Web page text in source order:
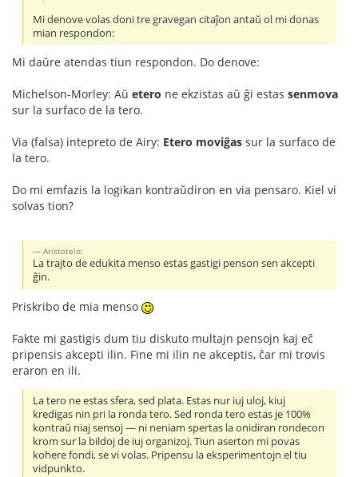
Mi denove volas doni tre gravegan citaĵon antaŭ ol mi donas
mian respondon:
Mi daŭre atendas tiun respondon. Do denove:
Michelson-Morley: Aŭ etero ne ekzistas aŭ ĝi estas senmova
sur la surfaco de la tero.
Via (falsa) intepreto de Airy: Etero moviĝas sur la surfaco de
la tero.
Do mi emfazis la logikan kontraŭdiron en via pensaro. Kiel vi
solvas tion?
Aristotelo:
La trajto de edukita menso estas gastigi penson sen akcepti
ĝin.
Priskribo de mia menso
Fakte mi gastigis dum tiu diskuto multajn pensojn kaj eĉ
pripensis akcepti ilin. Fine mi ilin ne akceptis, ĉar mi trovis
eraron en ili.
La tero ne estas sfera, sed plata. Estas nur iuj uloj, kiuj
kredigas nin pri la ronda tero. Sed ronda tero estas je 100%
kontraŭ niaj sensoj — ni neniam spertas la onidiran rondecon
krom sur la bildoj de iuj organizoj. Tiun aserton mi povas
kohere fondi, se vi volas. Pripensu la eksperimentojn el tiu
vidpunkto.